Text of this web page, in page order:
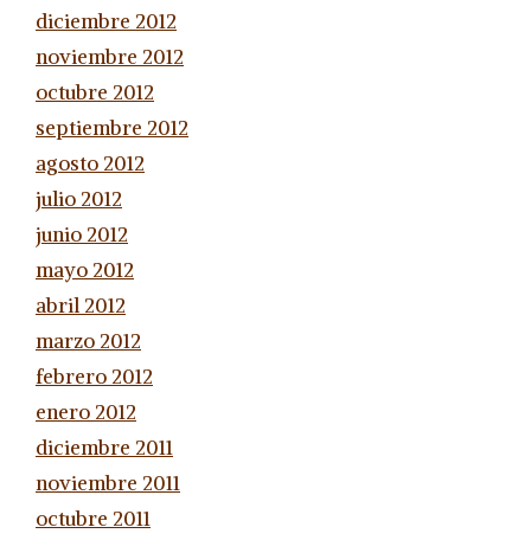
diciembre 2012
noviembre 2012
octubre 2012
septiembre 2012
agosto 2012
julio 2012
junio 2012
mayo 2012
abril 2012
marzo 2012
febrero 2012
enero 2012
diciembre 2011
noviembre 2011
octubre 2011